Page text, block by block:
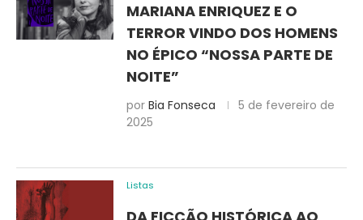
MARIANA ENRIQUEZ E O
TERROR VINDO DOS HOMENS
NO ÉPICO “NOSSA PARTE DE
NOITE”
por Bia Fonseca
5 de fevereiro de
2025
Listas